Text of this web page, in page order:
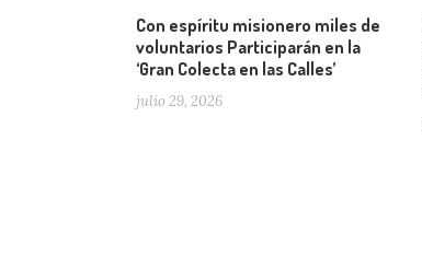
Con espíritu misionero miles de
voluntarios Participarán en la
‘Gran Colecta en las Calles’
julio 29, 2026